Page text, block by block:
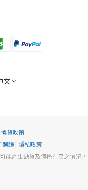
文
貨政策
選讀 | 隱私政策
能產生缺貨及價格有異之情況，